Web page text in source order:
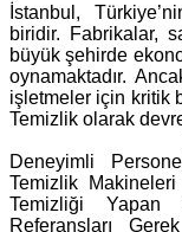
İstanbul,
biridir. Fabrikalar,
büyük şehirde
oynamaktadır.
işletmeler için kritik
Temizlik olarak
Deneyimli
Temizlik
Temizliği Yapan
Referansları